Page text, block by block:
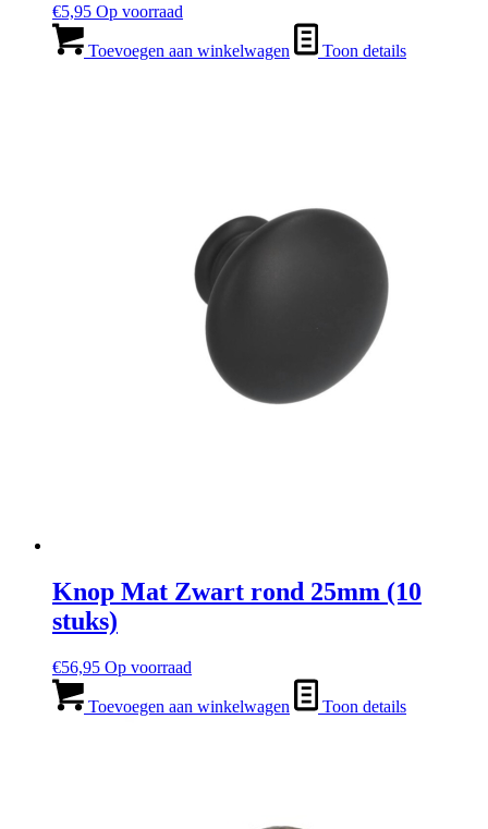
€5,95 Op voorraad
Toevoegen aan winkelwagen Toon details
Knop Mat Zwart rond 25mm (10
stuks)
€56,95 Op voorraad
Toevoegen aan winkelwagen Toon details